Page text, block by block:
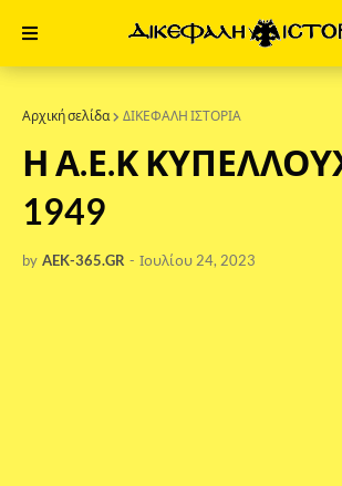
Αρχική σελίδα ΔΙΚΕΦΑΛΗ ΙΣΤΟΡΙΑ
Η Α.Ε.Κ
1949
by AEK-365.GR - Ιουλίου 24, 2023